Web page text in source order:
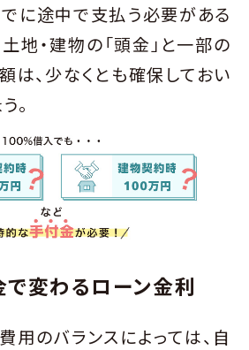
でに途中で支払う必要がある
地・建物の「頭金」と一部の
は、少なくとも確保しておい
。
変わるローン金利
のバランスによっては、自